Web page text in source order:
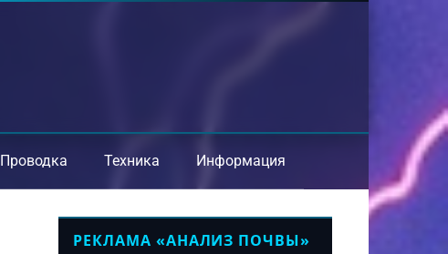
Проводка Техника Информация
РЕКЛАМА «АНАЛИЗ ПОЧВЫ»